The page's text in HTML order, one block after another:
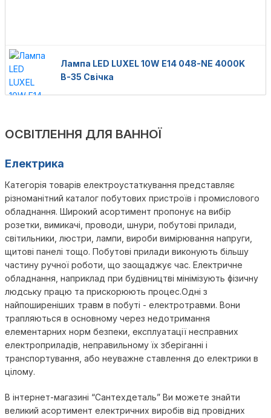
Лампа LED LUXEL 10W E14 048-NE 4000K
В-35 Свічка
ОСВІТЛЕННЯ ДЛЯ ВАННОЇ
Електрика
Категорія товарів електроустаткування представляє
різноманітний каталог побутових пристроїв і промислового
обладнання. Широкий асортимент пропонує на вибір
розетки, вимикачі, проводи, шнури, побутові прилади,
світильники, люстри, лампи, вироби вимірювання напруги,
щитові панелі тощо. Побутові прилади виконують більшу
частину ручної роботи, що заощаджує час. Електричне
обладнання, наприклад при будівництві мінімізують фізичну
людську працю та прискорюють процес.Одні з
найпоширеніших травм в побуті - електротравми. Вони
трапляються в основному через недотримання
елементарних норм безпеки, експлуатації несправних
електроприладів, неправильному їх зберіганні і
транспортування, або неуважне ставлення до електрики в
цілому.
В інтернет-магазині “Сантехдеталь” Ви можете знайти
великий асортимент електричних виробів від провідних